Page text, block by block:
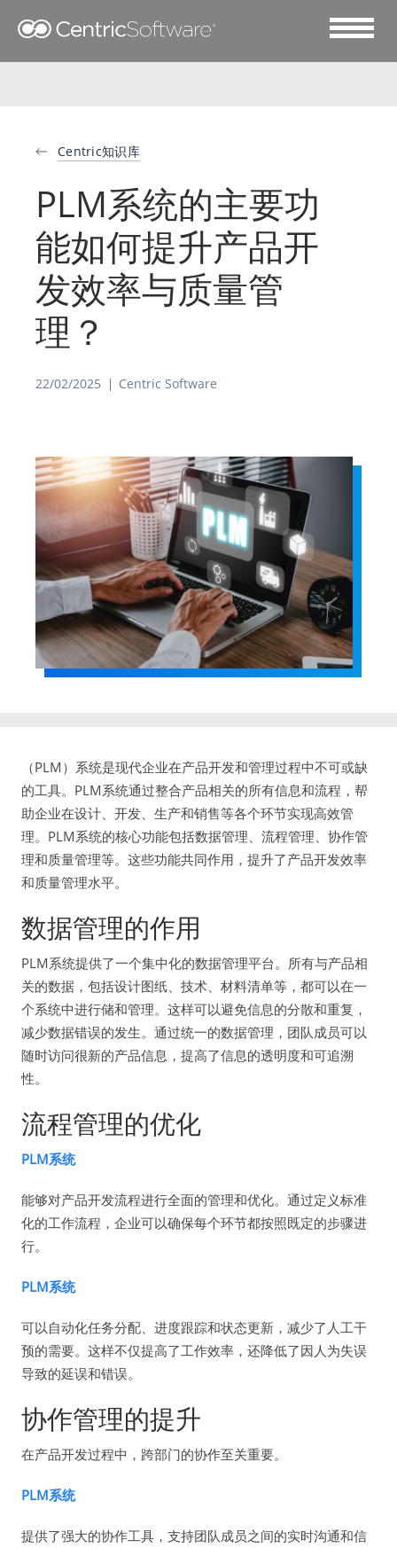
Centric知识库
PLM系统的主要功
能如何提升产品开
发效率与质量管
理？
22/02/2025 Centric Software
（PLM）系统是现代企业在产品开发和管理过程中不可或缺
的工具。PLM系统通过整合产品相关的所有信息和流程，帮
助企业在设计、开发、生产和销售等各个环节实现高效管
理。PLM系统的核心功能包括数据管理、流程管理、协作管
理和质量管理等。这些功能共同作用，提升了产品开发效率
和质量管理水平。
数据管理的作用
PLM系统提供了一个集中化的数据管理平台。所有与产品相
关的数据，包括设计图纸、技术、材料清单等，都可以在一
个系统中进行储和管理。这样可以避免信息的分散和重复，
减少数据错误的发生。通过统一的数据管理，团队成员可以
随时访问很新的产品信息，提高了信息的透明度和可追溯
性。
流程管理的优化
PLM系统
能够对产品开发流程进行全面的管理和优化。通过定义标准
化的工作流程，企业可以确保每个环节都按照既定的步骤进
行。
PLM系统
可以自动化任务分配、进度跟踪和状态更新，减少了人工干
预的需要。这样不仅提高了工作效率，还降低了因人为失误
导致的延误和错误。
协作管理的提升
在产品开发过程中，跨部门的协作至关重要。
PLM系统
提供了强大的协作工具，支持团队成员之间的实时沟通和信